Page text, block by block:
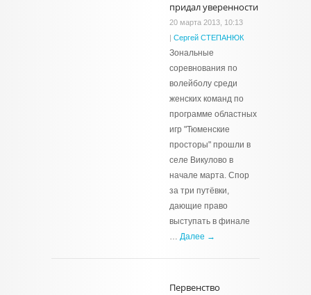
придал уверенности
20 марта 2013, 10:13
| Сергей СТЕПАНЮК
Зональные
соревнования по
волейболу среди
женских команд по
программе областных
игр "Тюменские
просторы" прошли в
селе Викулово в
начале марта. Спор
за три путёвки,
дающие право
выступать в финале
… Далее →
Первенство